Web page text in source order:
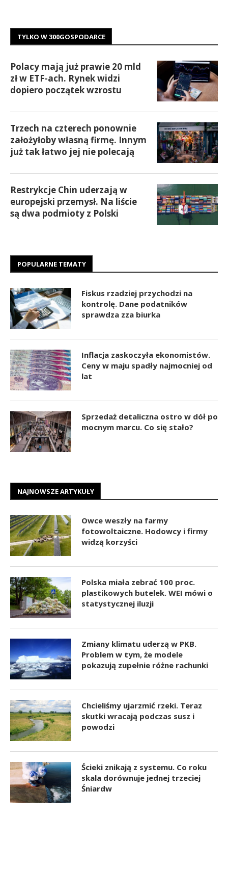
TYLKO W 300GOSPODARCE
Polacy mają już prawie 20 mld
zł w ETF-ach. Rynek widzi
dopiero początek wzrostu
Trzech na czterech ponownie
założyłoby własną firmę. Innym
już tak łatwo jej nie polecają
Restrykcje Chin uderzają w
europejski przemysł. Na liście
są dwa podmioty z Polski
POPULARNE TEMATY
Fiskus rzadziej przychodzi na
kontrolę. Dane podatników
sprawdza zza biurka
Inflacja zaskoczyła ekonomistów.
Ceny w maju spadły najmocniej od
lat
Sprzedaż detaliczna ostro w dół po
mocnym marcu. Co się stało?
NAJNOWSZE ARTYKUŁY
Owce weszły na farmy
fotowoltaiczne. Hodowcy i firmy
widzą korzyści
Polska miała zebrać 100 proc.
plastikowych butelek. WEI mówi o
statystycznej iluzji
Zmiany klimatu uderzą w PKB.
Problem w tym, że modele
pokazują zupełnie różne rachunki
Chcieliśmy ujarzmić rzeki. Teraz
skutki wracają podczas susz i
powodzi
Ścieki znikają z systemu. Co roku
skala dorównuje jednej trzeciej
Śniardw